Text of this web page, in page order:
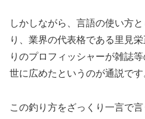
しかしながら、言語の使い方
り、業界の代表格である里見
りのプロフィッシャーが雑誌
世に広めたというのが通説です
この釣り方をざっくり一言で